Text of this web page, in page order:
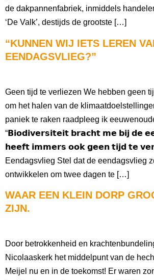
de dakpannenfabriek, inmiddels
‘De Valk’, destijds de grootste […]
“KUNNEN WIJ IETS LEREN
EENDAGSVLIEG?”
Geen tijd te verliezen We hebben geen
om het halen van de
paniek te raken raadpleeg ik
“𝗕𝗶𝗼𝗱𝗶𝘃𝗲𝗿𝘀𝗶𝘁𝗲𝗶𝘁 𝗯𝗿𝗮𝗰𝗵𝘁 𝗺𝗲 𝗯𝗶𝗷 𝗱𝗲
𝗵𝗲𝗲𝗳𝘁 𝗶𝗺𝗺𝗲𝗿𝘀 𝗼𝗼𝗸 𝗴𝗲𝗲𝗻 𝘁𝗶𝗷𝗱 𝘁𝗲
Eendagsvlieg Stel dat de eendagsvlieg
ontwikkelen om twee dagen te […]
WAAR EEN KLEIN DORP
ZIJN.
Door betrokkenheid en
Nicolaaskerk het middelpunt van de
Meijel nu en in de toekomst! Er waren